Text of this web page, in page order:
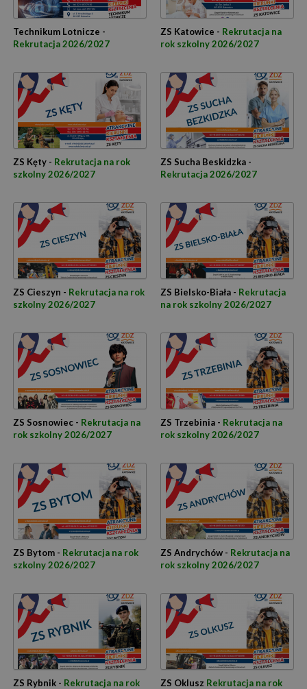
Technikum Lotnicze -
Rekrutacja 2026/2027
ZS Katowice - Rekrutacja na
rok szkolny 2026/2027
ZS Kęty - Rekrutacja na rok
szkolny 2026/2027
ZS Sucha Beskidzka -
Rekrutacja 2026/2027
ZS Cieszyn - Rekrutacja na rok
szkolny 2026/2027
ZS Bielsko-Biała - Rekrutacja
na rok szkolny 2026/2027
ZS Sosnowiec - Rekrutacja na
rok szkolny 2026/2027
ZS Trzebinia - Rekrutacja na
rok szkolny 2026/2027
ZS Bytom - Rekrutacja na rok
szkolny 2026/2027
ZS Andrychów - Rekrutacja na
rok szkolny 2026/2027
ZS Rybnik - Rekrutacja na rok
ZS Oklusz Rekrutacja na rok